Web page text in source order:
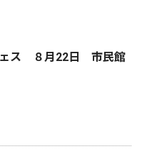
ェス ８月22日 市民館